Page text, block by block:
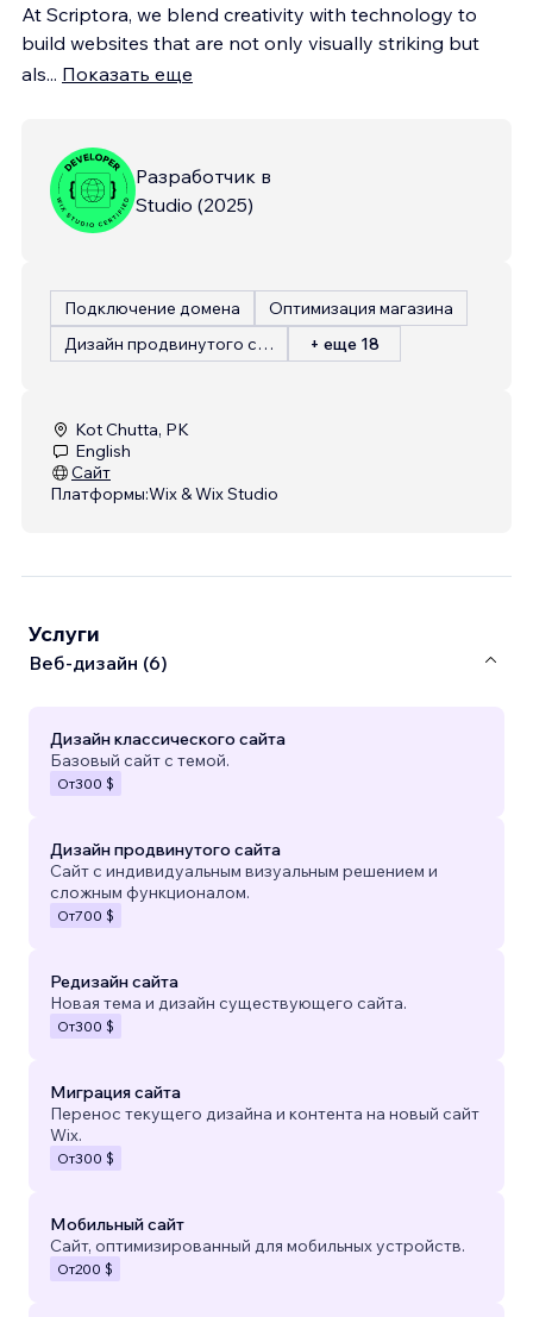
At Scriptora, we blend creativity with technology to
build websites that are not only visually striking but
als... Показать еще
Разработчик в
Studio (2025)
Подключение домена
Оптимизация магазина
Дизайн продвинутого сайта
+ еще 18
Kot Chutta, PK
English
Сайт
Платформы:Wix & Wix Studio
Услуги
Веб-дизайн (6)
Дизайн классического сайта
Базовый сайт с темой.
От300 $
Дизайн продвинутого сайта
Сайт с индивидуальным визуальным решением и
сложным функционалом.
От700 $
Редизайн сайта
Новая тема и дизайн существующего сайта.
От300 $
Миграция сайта
Перенос текущего дизайна и контента на новый сайт
Wix.
От300 $
Мобильный сайт
Сайт, оптимизированный для мобильных устройств.
От200 $